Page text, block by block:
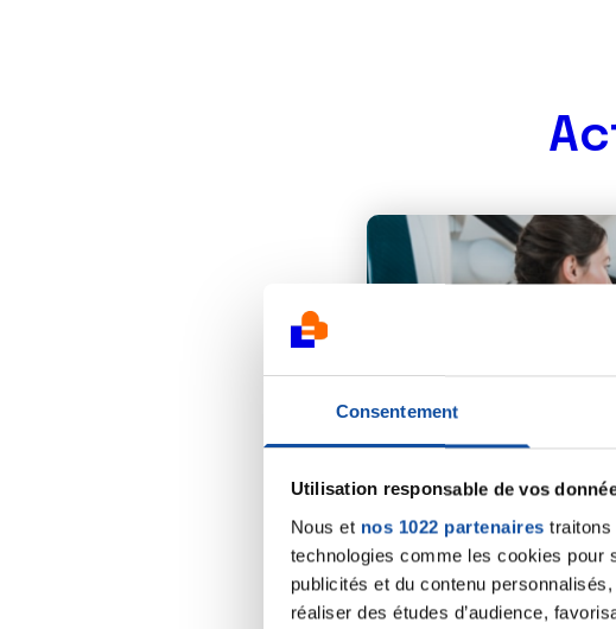
Consentement
Utilisation responsable de vos
Nous et nos 1022 partenaires traitons
technologies comme les cookies pour
publicités et du contenu
réaliser des études d’audience,
26 JUIN 2023
PLAIDOYER
Mobilisons-nous